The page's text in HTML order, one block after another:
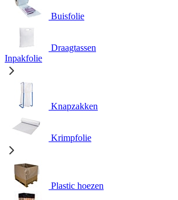
Buisfolie
Draagtassen
Inpakfolie
Knapzakken
Krimpfolie
Plastic hoezen